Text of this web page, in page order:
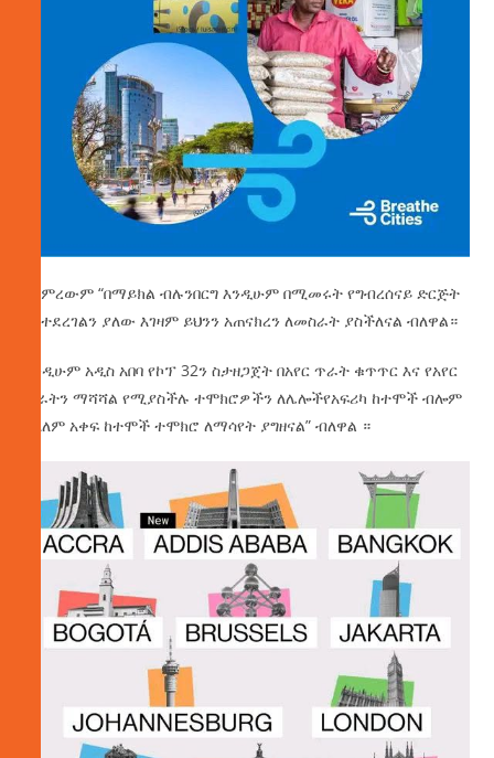
ጨምረውም “በማይክል ብሉንበርግ እንዲሁም በሚመሩት የግብረሰናይ ድርጅት
እየተደረገልን ያለው እገዛም ይህንን አጠናክረን ለመስራት ያስችለናል ብለዋል።
እንዲሁም አዲስ አበባ የኮፕ 32ን ስታዘጋጀት በአየር ጥራት ቁጥጥር እና የአየር
ጥራትን ማሻሻል የሚያስችሉ ተሞክሮዎችን ለሌሎችየአፍሪካ ከተሞች ብሎም
ለአለም አቀፍ ከተሞች ተሞክሮ ለማሳየት ያግዘናል” ብለዋል ።